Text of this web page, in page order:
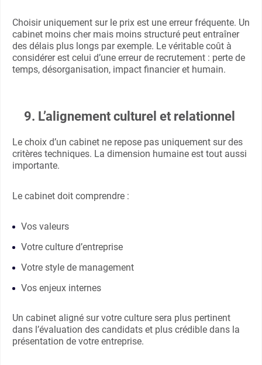
Choisir uniquement sur le prix est une erreur fréquente. Un
cabinet moins cher mais moins structuré peut entraîner
des délais plus longs par exemple. Le véritable coût à
considérer est celui d’une erreur de recrutement : perte de
temps, désorganisation, impact financier et humain.
9. L’alignement culturel et relationnel
Le choix d’un cabinet ne repose pas uniquement sur des
critères techniques. La dimension humaine est tout aussi
importante.
Le cabinet doit comprendre :
Vos valeurs
Votre culture d’entreprise
Votre style de management
Vos enjeux internes
Un cabinet aligné sur votre culture sera plus pertinent
dans l’évaluation des candidats et plus crédible dans la
présentation de votre entreprise.